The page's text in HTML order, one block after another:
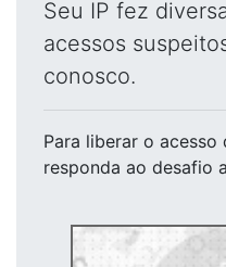
Seu IP fez
acessos
conosco.
Para liberar o acesso
responda ao desafio